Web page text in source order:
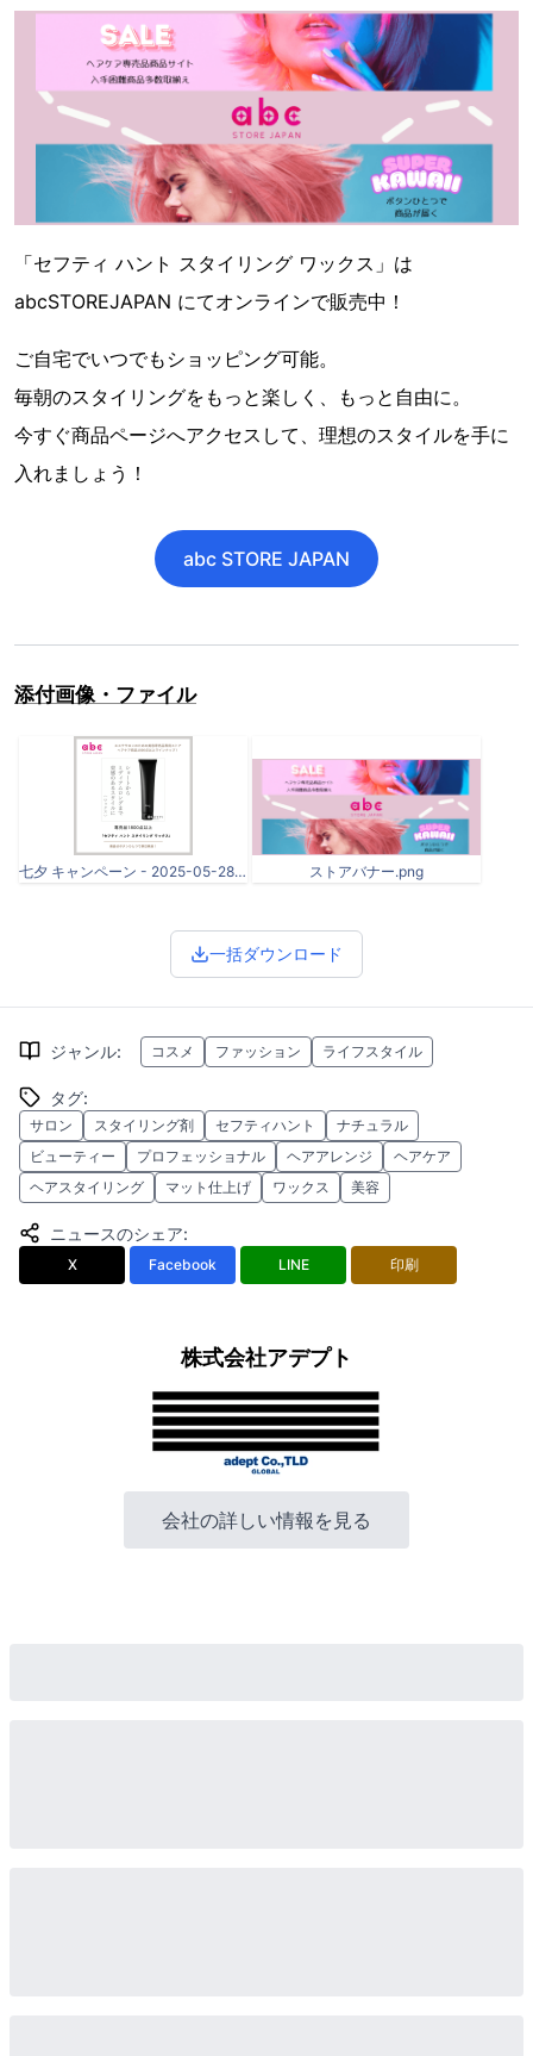
「セフティ ハント スタイリング ワックス」は
abcSTOREJAPAN にてオンラインで販売中！
ご自宅でいつでもショッピング可能。
毎朝のスタイリングをもっと楽しく、もっと自由に。
今すぐ商品ページへアクセスして、理想のスタイルを手に
入れましょう！
abc STORE JAPAN
添付画像・ファイル
七夕 キャンペーン - 2025-05-28T115722.267.png ストアバナー.png
一括ダウンロード
ジャンル: コスメ ファッション ライフスタイル
タグ:
サロン スタイリング剤 セフティハント
ナチュラル
ビューティー
プロフェッショナル ヘアアレンジ
ヘアケア
ヘアスタイリング
マット仕上げ ワックス 美容
ニュースのシェア:
X Facebook LINE 印刷
株式会社アデプト
会社の詳しい情報を見る